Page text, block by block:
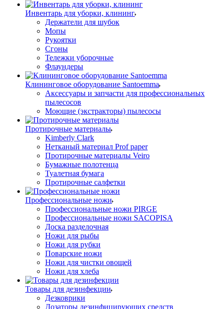
Инвентарь для уборки, клининг
Держатели для шубок
Мопы
Рукоятки
Сгоны
Тележки уборочные
Флаундеры
Клининговое оборудование Santoemma
Аксессуары и запчасти для профессиональных
пылесосов
Моющие (экстракторы) пылесосы
Протирочные материалы
Kimberly Clark
Нетканый материал Prof paper
Протирочные материалы Veiro
Бумажные полотенца
Туалетная бумага
Протирочные салфетки
Профессиональные ножи
Профессиональные ножи PIRGE
Профессиональные ножи SACOPISA
Доска разделочная
Ножи для рыбы
Ножи для рубки
Поварские ножи
Ножи для чистки овощей
Ножи для хлеба
Товары для дезинфекции
Дезковрики
Дозаторы дезинфицирующих средств